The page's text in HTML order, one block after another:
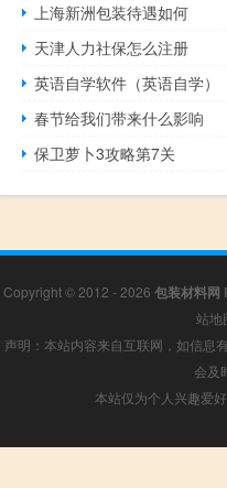
上海新洲包装待遇如何
天津人力社保怎么注册
英语自学软件（英语自学）
春节给我们带来什么影响
保卫萝卜3攻略第7关
Copyright © 2012 - 2026 包装材料网
站地
声明：本站内容来自互联网，如信息
会及
本站仅为个人兴趣爱